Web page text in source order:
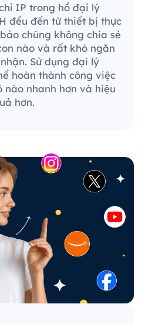
IP trong hồ đại lý
đều đến từ thiết bị thực
chúng không chia sẻ
nào và rất khó ngăn
Sử dụng đại lý
hoàn thành công việc
nhanh hơn và hiệu
hơn.